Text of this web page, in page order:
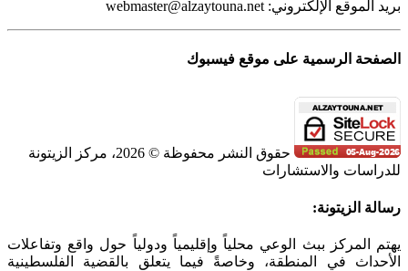
بريد الموقع الإلكتروني: webmaster@alzaytouna.net
الصفحة الرسمية على موقع فيسبوك
حقوق النشر محفوظة © 2026، مركز الزيتونة
للدراسات والاستشارات
Toggle
Bar
Area
رسالة الزيتونة:
يهتم المركز ببث الوعي محلياً وإقليمياً ودولياً حول واقع وتفاعلات
الأحداث في المنطقة، وخاصةً فيما يتعلق بالقضية الفلسطينية